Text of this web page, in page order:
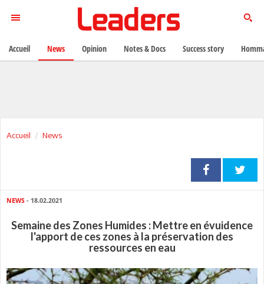
Accueil News
NEWS - 18.02.2021
Semaine des Zones Humides : Mettre en évuidence
l'apport de ces zones à la préservation des
ressources en eau
Accueil News Opinion Notes & Docs Success story